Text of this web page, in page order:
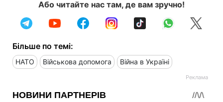
Або читайте нас там, де вам зручно!
Більше по темі:
НАТО Військова допомога Війна в Україні